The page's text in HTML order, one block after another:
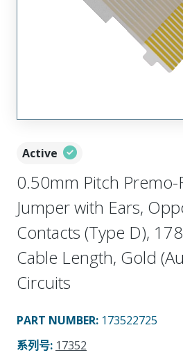
Active
0.50mm Pitch Premo-
Jumper with Ears,
Contacts (Type D),
Cable Length, Gold
Circuits
PART NUMBER: 173522725
系列号: 17352